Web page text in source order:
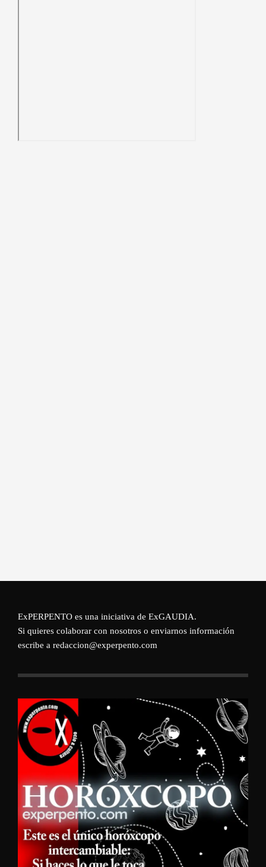
ExPERPENTO es una iniciativa de ExGAUDIA.
Si quieres colaborar con nosotros o enviarnos información
escribe a redaccion@experpento.com